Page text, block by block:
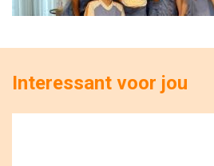
Interessant voor jou